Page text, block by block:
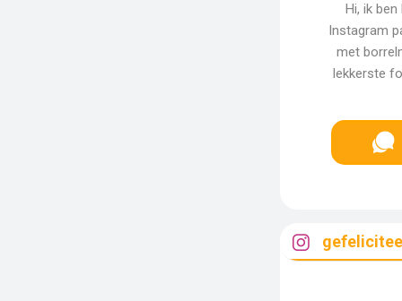
Hi, ik
Instagram
met
lekkerste